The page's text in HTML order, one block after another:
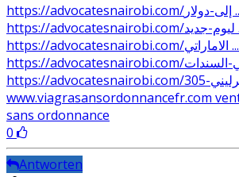
www.viagrasansordonnancefr.com
sans ordonnance
0
Antworten